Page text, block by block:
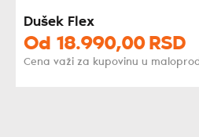
Dušek Flex
Od 18.990,00 RSD
Cena važi za kupovinu u